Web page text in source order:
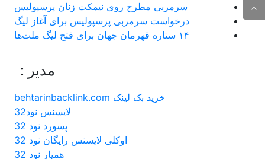
سرمربی مطرح روی نیمکت زنان پرسپولیس
درخواست سرمربی پرسپولیس برای آغاز لیگ
۱۴ ستاره قهرمان جهان برای فتح لیگ ملت‌ها
مدیر :
خرید بک لینک behtarinbacklink.com
لایسنس نود32
پسورد نود 32
اوکلی لایسنس رایگان نود 32
همیار نود 32